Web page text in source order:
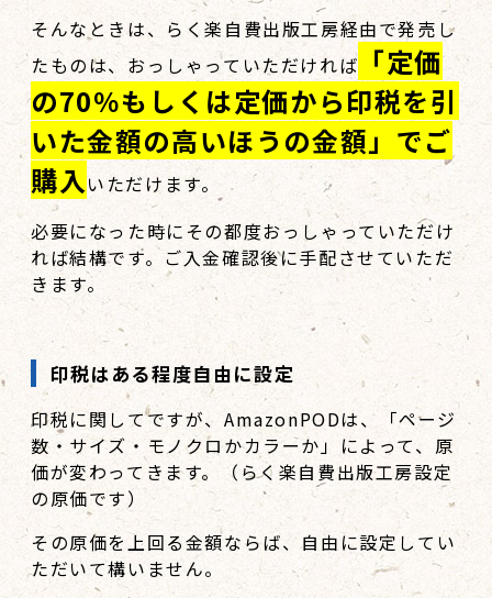
そんなときは、らく楽自費出版工房経由で発売し
たものは、おっしゃっていただければ
「定価
の70％もしくは定価から印税を引
いた金額の高いほうの金額」でご
購入いただけます。
必要になった時にその都度おっしゃっていただけ
れば結構です。ご入金確認後に手配させていただ
きます。
印税はある程度自由に設定
印税に関してですが、AmazonPODは、「ページ
数・サイズ・モノクロかカラーか」によって、原
価が変わってきます。（らく楽自費出版工房設定
の原価です）
その原価を上回る金額ならば、自由に設定してい
ただいて構いません。